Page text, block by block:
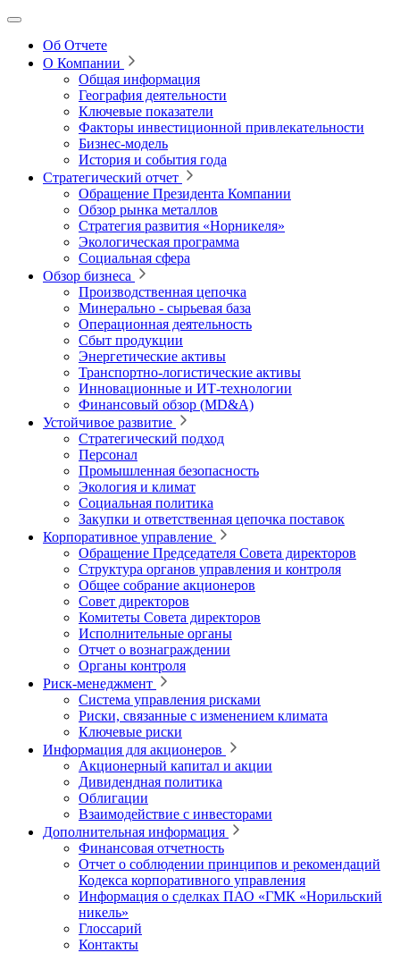
Об Отчете
О Компании
Общая информация
География деятельности
Ключевые показатели
Факторы инвестиционной привлекательности
Бизнес-модель
История и события года
Стратегический отчет
Обращение Президента Компании
Обзор рынка металлов
Стратегия развития «Норникеля»
Экологическая программа
Социальная сфера
Обзор бизнеса
Производственная цепочка
Минерально ‑ сырьевая база
Операционная деятельность
Сбыт продукции
Энергетические активы
Транспортно-логистические активы
Инновационные и ИТ‑технологии
Финансовый обзор (MD&A)
Устойчивое развитие
Стратегический подход
Персонал
Промышленная безопасность
Экология и климат
Социальная политика
Закупки и ответственная цепочка поставок
Корпоративное управление
Обращение Председателя Совета директоров
Структура органов управления и контроля
Общее собрание акционеров
Совет директоров
Комитеты Совета директоров
Исполнительные органы
Отчет о вознаграждении
Органы контроля
Риск-менеджмент
Система управления рисками
Риски, связанные с изменением климата
Ключевые риски
Информация для акционеров
Акционерный капитал и акции
Дивидендная политика
Облигации
Взаимодействие с инвесторами
Дополнительная информация
Финансовая отчетность
Отчет о соблюдении принципов и рекомендаций
Кодекса корпоративного управления
Информация о сделках ПАО «ГМК «Норильский
никель»
Глоссарий
Контакты